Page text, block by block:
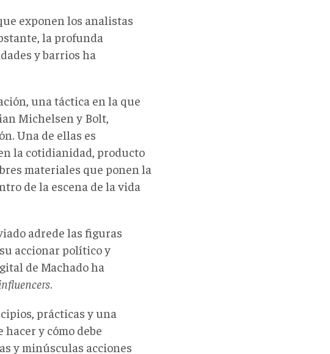
exponen los analistas
la profunda
y barrios ha
una táctica en la que
Michelsen y Bolt,
Una de ellas es
la cotidianidad, producto
materiales que ponen la
de la escena de la vida
adrede las figuras
accionar político y
de Machado ha
.
prácticas y una
y cómo debe
y minúsculas acciones